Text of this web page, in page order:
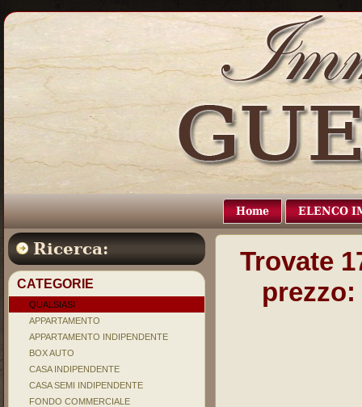
Home ELENCO
Ricerca:
CATEGORIE
QUALSIASI
APPARTAMENTO
APPARTAMENTO INDIPENDENTE
BOX AUTO
CASA INDIPENDENTE
CASA SEMI INDIPENDENTE
FONDO COMMERCIALE
Trovate
prezzo: